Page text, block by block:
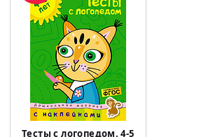
Тесты с логопедом. 4-5